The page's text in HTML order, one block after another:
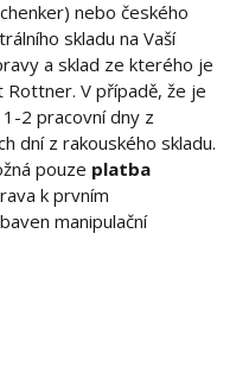
nebo českého
skladu na Vaší
a sklad ze kterého je
V případě, že je
2 pracovní dny z
dní z rakouského skladu.
pouze platba
k prvním
manipulační